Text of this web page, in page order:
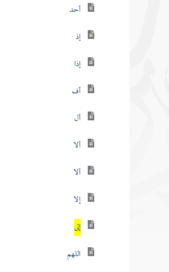
أحد
إذ
إذا
أف
أل
ألا
ألا
إلا
إلى
اللهم